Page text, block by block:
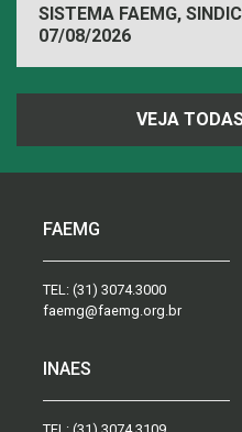
SISTEMA FAEMG,
07/08/2026
VEJA
FAEMG
TEL: (31) 3074.3000
faemg@faemg.org.br
INAES